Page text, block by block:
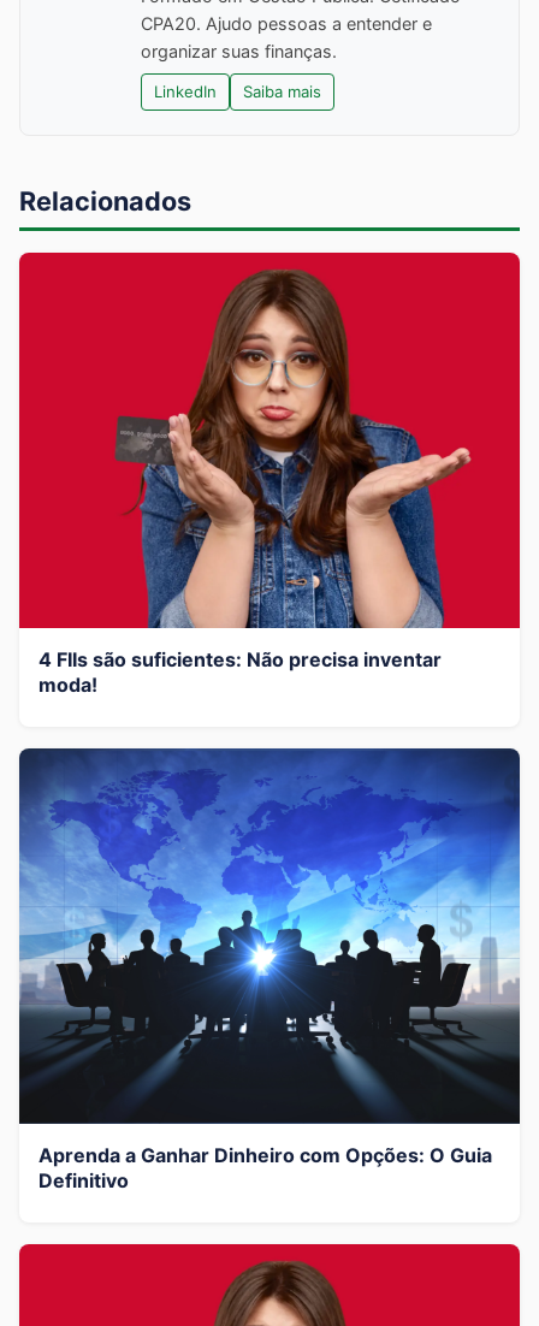
CPA20. Ajudo pessoas a entender e
organizar suas finanças.
LinkedIn Saiba mais
Relacionados
4 FIIs são suficientes: Não precisa inventar
moda!
Aprenda a Ganhar Dinheiro com Opções: O Guia
Definitivo